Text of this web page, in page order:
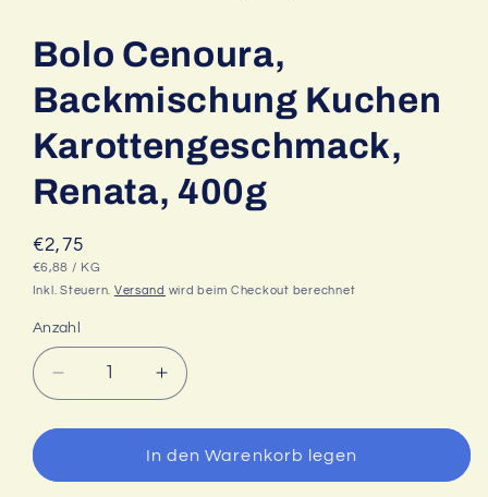
Bolo Cenoura,
Backmischung Kuchen
Karottengeschmack,
Renata, 400g
Normaler
Preis
€2,75
GRUNDPREIS
€6,88 / PRO
KG
Inkl. Steuern. Versand wird beim Checkout berechnet
Anzahl
Verringere
die
Cenoura,
Erhöhe
die
Bolo
Cenoura,
In den Warenkorb legen